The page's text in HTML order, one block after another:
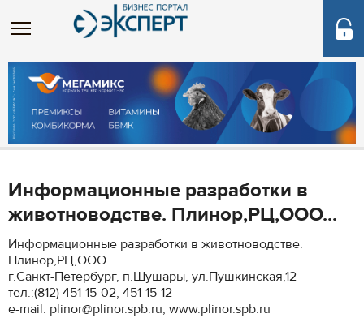
Информационные разработки в
животноводстве. Плинор,РЦ,ООО...
Информационные разработки в животноводстве.
Плинор,РЦ,ООО
г.Санкт-Петербург, п.Шушары, ул.Пушкинская,12
тел.:(812) 451-15-02, 451-15-12
e-mail: plinor@plinor.spb.ru, www.plinor.spb.ru